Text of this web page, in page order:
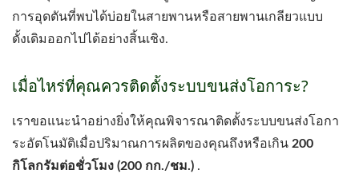
การอุดตันที่พบได้บ่อยในสายพานหรือสายพานเกลียวแบบ
ดั้งเดิมออกไปได้อย่างสิ้นเชิง.
เมื่อไหร่ที่คุณควรติดตั้งระบบขนส่งโอการะ?
เราขอแนะนำอย่างยิ่งให้คุณพิจารณาติดตั้งระบบขนส่งโอกา
ระอัตโนมัติเมื่อปริมาณการผลิตของคุณถึงหรือเกิน 200
กิโลกรัมต่อชั่วโมง (200 กก./ชม.) .